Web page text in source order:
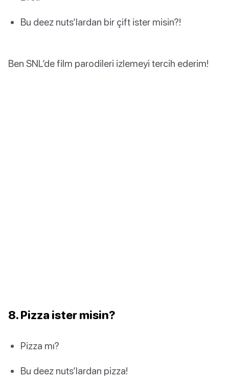
Bu deez nuts’lardan bir çift ister misin?!
Ben SNL’de film parodileri izlemeyi tercih ederim!
8. Pizza ister misin?
Pizza mı?
Bu deez nuts’lardan pizza!